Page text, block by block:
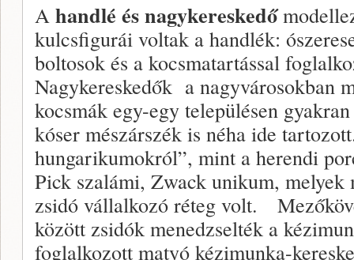
A handlé és nagykereskedő
kulcsfigurái voltak a handlék:
boltosok és a kocsmatartással
Nagykereskedők a nagyvárosokban
kocsmák egy-egy településen
kóser mészárszék is néha ide
hungarikumokról”, mint a herendi
Pick szalámi, Zwack unikum, melyek
zsidó vállalkozó réteg volt.
között zsidók menedzselték a
foglalkozott matyó kézimunka-